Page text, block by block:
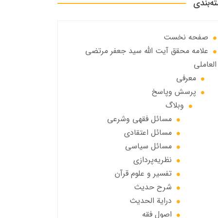
صفحه نخست
علامه محقق آیت الله سید جعفر مرتضی
العاملی
معرفی
پرسش وپاسخ
وبلاگ
مسائل فقهي وشرعي
مسائل اعتقادی
مسائل سياسي
نظریه‌پردازی
تفسیر و علوم قرآن
شرح حديث
درایة الحديث
اصول فقه